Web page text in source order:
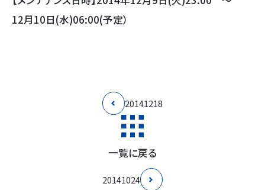
12月10日(水)06:00(予定）
20141218
一覧に戻る
20141024